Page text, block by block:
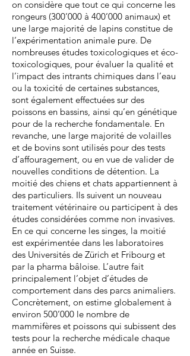
on considère que tout ce qui concerne les
rongeurs (300’000 à 400’000 animaux) et
une large majorité de lapins constitue de
l’expérimentation animale pure. De
nombreuses études toxicologiques et éco-
toxicologiques, pour évaluer la qualité et
l’impact des intrants chimiques dans l’eau
ou la toxicité de certaines substances,
sont également effectuées sur des
poissons en bassins, ainsi qu’en génétique
pour de la recherche fondamentale. En
revanche, une large majorité de volailles
et de bovins sont utilisés pour des tests
d’affouragement, ou en vue de valider de
nouvelles conditions de détention. La
moitié des chiens et chats appartiennent à
des particuliers. Ils suivent un nouveau
traitement vétérinaire ou participent à des
études considérées comme non invasives.
En ce qui concerne les singes, la moitié
est expérimentée dans les laboratoires
des Universités de Zürich et Fribourg et
par la pharma bâloise. L’autre fait
principalement l’objet d’études de
comportement dans des parcs animaliers.
Concrètement, on estime globalement à
environ 500’000 le nombre de
mammifères et poissons qui subissent des
tests pour la recherche médicale chaque
année en Suisse.